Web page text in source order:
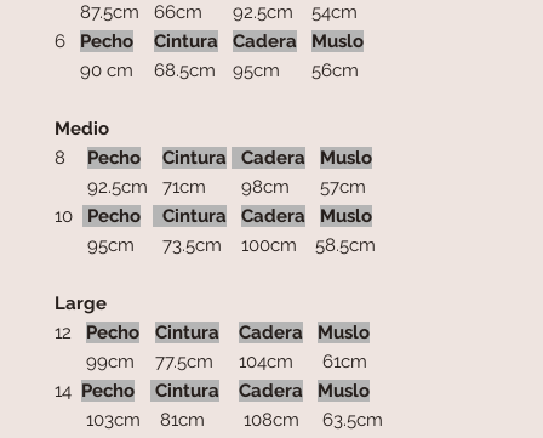
87.5cm 66cm
92.5cm
54cm
6
Pecho
90 cm
Cintura
68.5cm
Cadera
95cm
Muslo
56cm
Medio
8
Pecho
92.5cm
Cintura
71cm
Cadera
98cm
Muslo
57cm
10
Pecho
95cm
Cintura
73.5cm
Cadera
100cm
Muslo
58.5cm
Large
12
Pecho
99cm
Cintura
77.5cm
Cadera
104cm
Muslo
61cm
14 Pecho
103cm
Cintura
81cm
Cadera
108cm
Muslo
63.5cm